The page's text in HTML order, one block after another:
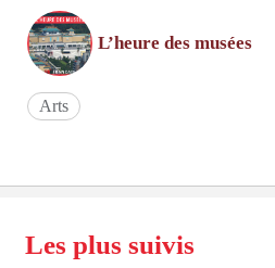
L’heure des musées
Arts
Les plus suivis